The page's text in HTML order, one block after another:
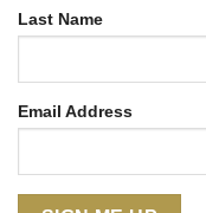
Last Name
Email Address